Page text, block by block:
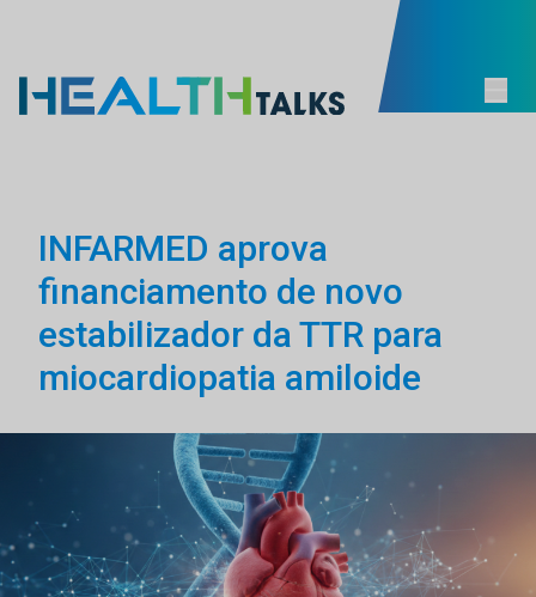
INFARMED aprova
financiamento de novo
estabilizador da TTR para
miocardiopatia amiloide